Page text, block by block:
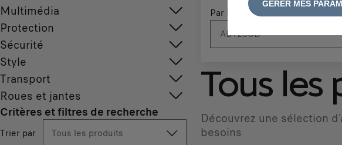
Multimédia
Protection
Sécurité
Style
Transport
Roues et jantes
Critères et filtres de recherche
Trier par Tous les produits
Par N° d'immatriculation
Tous les
Découvrez une sélection
besoins
GÉRER MES